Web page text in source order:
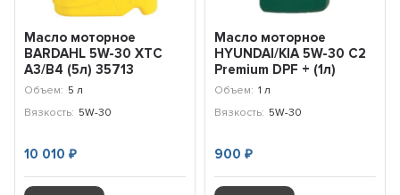
Масло моторное
BARDAHL 5W-30 XTC
A3/B4 (5л) 35713
Объем: 5 л
Вязкость: 5W-30
10 010₽
Масло моторное
HYUNDAI/KIA 5W-30 C2
Premium DPF + (1л)
05200-00130
Объем: 1 л
Вязкость: 5W-30
900 ₽